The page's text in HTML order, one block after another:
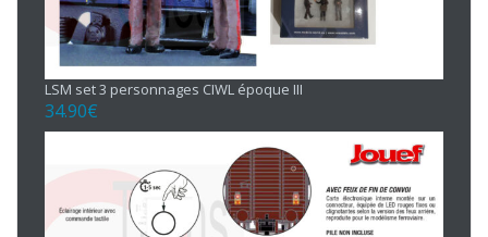
LSM set 3 personnages CIWL époque III
34.90€